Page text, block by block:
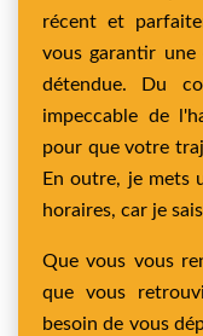
récent et
vous garantir une
détendue. Du
impeccable de
pour que votre
En outre, je mets
horaires, car je
Que vous vous
que vous
besoin de vous